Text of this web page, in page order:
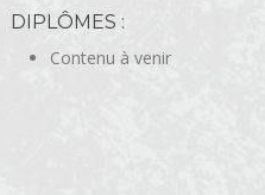
DIPLÔMES :
Contenu à venir